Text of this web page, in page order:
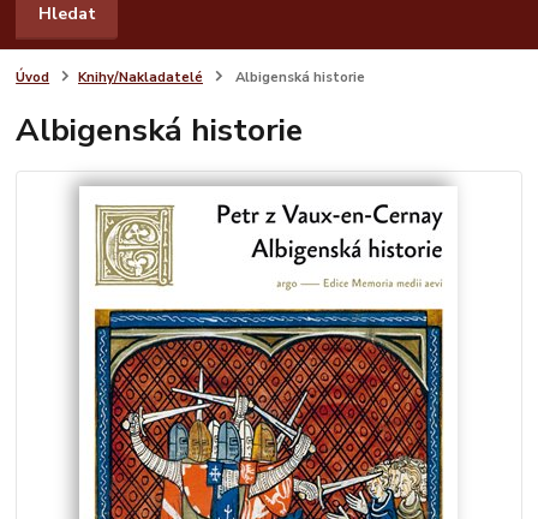
Hledat
Úvod Knihy/Nakladatelé Albigenská historie
Albigenská historie